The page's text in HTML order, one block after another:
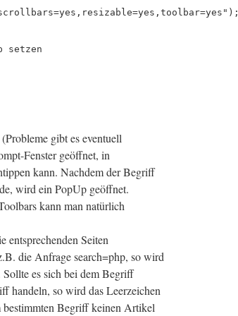
setzen
gibt es eventuell
Fenster geöffnet, in
kann. Nachdem der Begriff
wird ein PopUp geöffnet.
kann man natürlich
entsprechenden Seiten
die Anfrage search=php, so wird
es sich bei dem Begriff
handeln, so wird das Leerzeichen
bestimmten Begriff keinen Artikel